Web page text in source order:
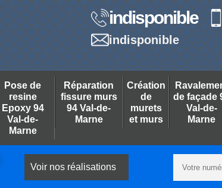
indisponible
indisponible
Pose de
resine
Epoxy 94
Val-de-
Marne
Réparation
fissure murs
94 Val-de-
Marne
Création
de
murets
et murs
de façade
Val-de-
Marne
Voir nos réalisations